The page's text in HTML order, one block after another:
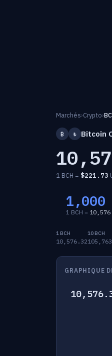
Marchés›Crypto›
₿ ₺ Bitcoin
1 BCH = $221.73
1,000
1 BCH =
1 BCH
10,576.32
10 BCH
GRAPHIQUE